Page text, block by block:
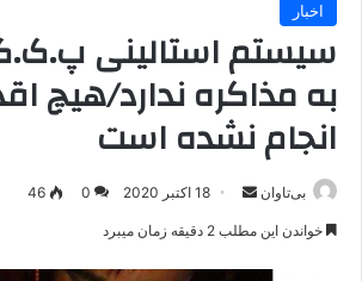
اخبار
سیستم استالینی
به مذاکره ندارد/هیچ
انجام نشده است
بی‌تاوان
ر
18 اکتبر 2020 0
46
خواندن این مطلب 2 دقیقه زمان میبرد